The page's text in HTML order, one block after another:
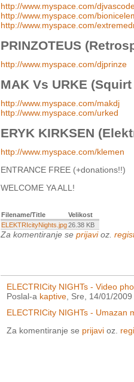
http://www.myspace.com/
http://www.myspace.com/
http://www.myspace.com/
PRINZOTEUS
http://www.myspace.com/djprinze
MAK Vs URKE
http://www.myspace.com/makdj
http://www.myspace.com/urked
ERYK KIRKSEN
http://www.myspace.com/klemen
ENTRANCE FREE (+donations!!)
WELCOME YA ALL!
Filename/Title
Velikost
ELEKTRIcityNights.jpg26.38 KB
Za komentiranje se prijavioz.
ELECTRICity NIGHTs - Video
Poslal-a kaptive, Sre, 14/01/
ELECTRICity NIGHTs - Umazan
Za komentiranje se prijavi oz.